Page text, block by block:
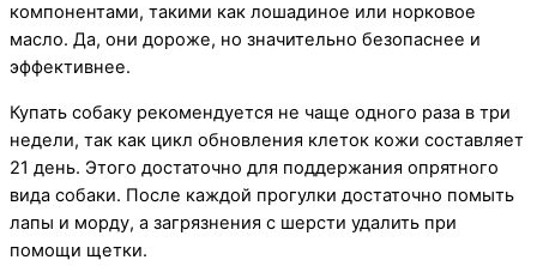
компонентами, такими как лошадиное или норковое
масло. Да, они дороже, но значительно безопаснее и
эффективнее.
Купать собаку рекомендуется не чаще одного раза в три
недели, так как цикл обновления клеток кожи составляет
21 день. Этого достаточно для поддержания опрятного
вида собаки. После каждой прогулки достаточно помыть
лапы и морду, а загрязнения с шерсти удалить при
помощи щетки.